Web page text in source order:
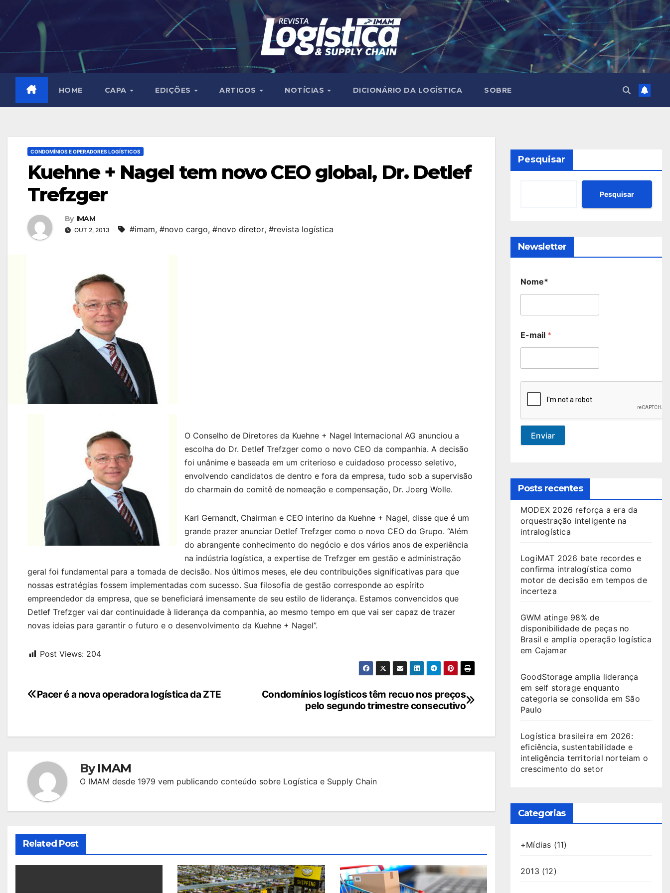
content
HOME CAPA EDIÇÕES ARTIGOS NOTÍCIAS DICIONÁRIO DA LOGÍSTICA SOBRE
CONDOMÍNIOS E OPERADORES LOGÍSTICOS
Kuehne + Nagel tem novo CEO global, Dr. Detlef
Trefzger
By IMAM
OUT 2, 2013 #imam, #novo cargo, #novo diretor, #revista logística
O Conselho de Diretores da Kuehne + Nagel Internacional AG anunciou a
escolha do Dr. Detlef Trefzger como o novo CEO da companhia. A decisão
foi unânime e baseada em um criterioso e cuidadoso processo seletivo,
envolvendo candidatos de dentro e fora da empresa, tudo sob a supervisão
do charmain do comitê de nomeação e compensação, Dr. Joerg Wolle.
Karl Gernandt, Chairman e CEO interino da Kuehne + Nagel, disse que é um
grande prazer anunciar Detlef Trefzger como o novo CEO do Grupo. “Além
do abrangente conhecimento do negócio e dos vários anos de experiência
na indústria logística, a expertise de Trefzger em gestão e administração
geral foi fundamental para a tomada de decisão. Nos últimos meses, ele deu contribuições significativas para que
nossas estratégias fossem implementadas com sucesso. Sua filosofia de gestão corresponde ao espírito
empreendedor da empresa, que se beneficiará imensamente de seu estilo de liderança. Estamos convencidos que
Detlef Trefzger vai dar continuidade à liderança da companhia, ao mesmo tempo em que vai ser capaz de trazer
novas ideias para garantir o futuro e o desenvolvimento da Kuehne + Nagel”.
Post Views: 204
Navegação
Post
Condomínios logísticos têm recuo nos preços
pelo segundo trimestre consecutivo
Pacer é a nova operadora logística da ZTE
ByIMAM
O IMAM desde 1979 vem publicando conteúdo sobre Logística e Supply Chain
Related Post
Pesquisar
Pesquisar
Newsletter
Nome*
E-mail *
Enviar
Posts recentes
MODEX 2026 reforça a era da
orquestração inteligente na
intralogística
LogiMAT 2026 bate recordes e
confirma intralogística como
motor de decisão em tempos de
incerteza
GWM atinge 98% de
disponibilidade de peças no
Brasil e amplia operação logística
em Cajamar
GoodStorage amplia liderança
em self storage enquanto
categoria se consolida em São
Paulo
Logística brasileira em 2026:
eficiência, sustentabilidade e
inteligência territorial norteiam o
crescimento do setor
Categorias
+Mídias (11)
2013 (12)